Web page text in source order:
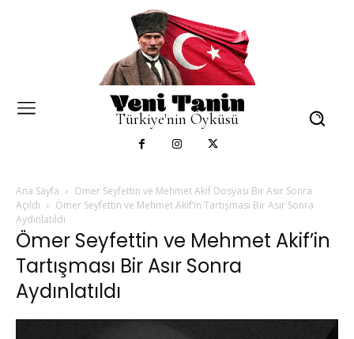
Türkiye'nin Öyküsü
Ana Sayfa
Ömer Seyfettin ve Mehmet Akif Dosyası Bir Asır Sonra
Açıldı
Ömer Seyfettin ve Mehmet Akif’in Tartışması Bir Asır Sonra
Aydınlatıldı
Ömer Seyfettin ve Mehmet Akif’in
Tartışması Bir Asır Sonra
Aydınlatıldı